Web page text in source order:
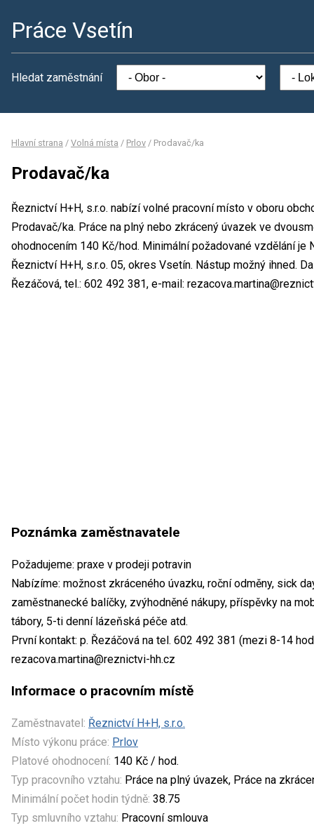
Práce Vsetín
Hledat zaměstnání
Hlavní strana / Volná místa / Prlov / Prodavač/ka
Prodavač/ka
Řeznictví H+H, s.r.o. nabízí volné pracovní místo v oboru
Prodavač/ka. Práce na plný nebo zkrácený úvazek ve
ohodnocením 140 Kč/hod. Minimální požadované vzdělání
Řeznictví H+H, s.r.o. 05, okres Vsetín. Nástup možný ihned.
Řezáčová, tel.: 602 492 381, e-mail:
Poznámka zaměstnavatele
Požadujeme: praxe v prodeji potravin
Nabízíme: možnost zkráceného úvazku, roční odměny, sick
zaměstnanecké balíčky, zvýhodněné nákupy, příspěvky na
tábory, 5-ti denní lázeňská péče atd.
První kontakt: p. Řezáčová na tel. 602 492 381 (mezi 8-14
rezacova.martina@reznictvi-hh.cz
Informace o pracovním místě
Zaměstnavatel: Řeznictví H+H, s.r.o.
Místo výkonu práce: Prlov
Platové ohodnocení: 140 Kč / hod.
Typ pracovního vztahu: Práce na plný úvazek, Práce na
Minimální počet hodin týdně: 38.75
Typ smluvního vztahu: Pracovní smlouva